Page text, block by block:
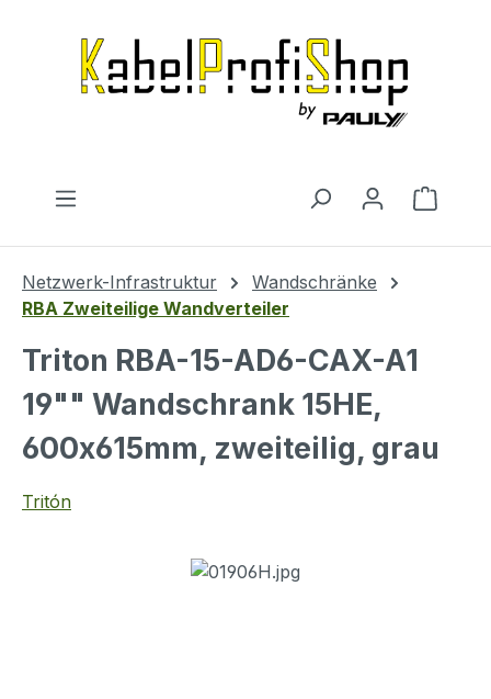
Netzwerk-Infrastruktur
Wandschränke
RBA Zweiteilige Wandverteiler
Triton RBA-15-AD6-CAX-A1
19"" Wandschrank 15HE,
600x615mm, zweiteilig, grau
Tritón
Bildergalerie überspringen